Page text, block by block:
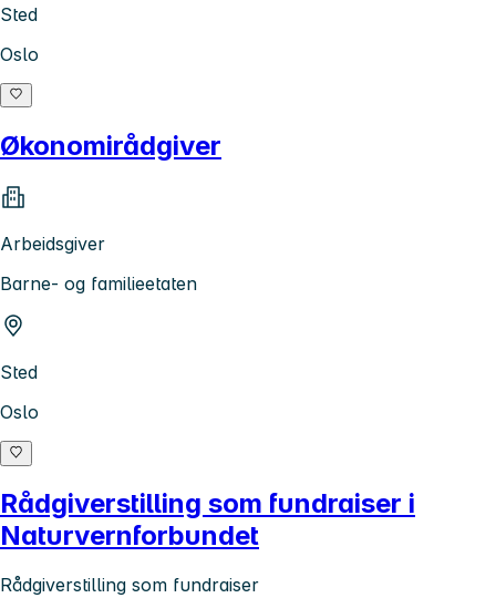
Sted
Oslo
Økonomirådgiver
Arbeidsgiver
Barne- og familieetaten
Sted
Oslo
Rådgiverstilling som fundraiser i
Naturvernforbundet
Rådgiverstilling som fundraiser